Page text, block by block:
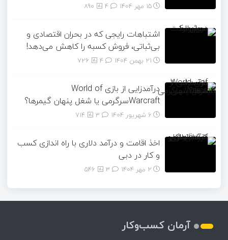
15 مهر 1404 890
اشتباهات رایجی که در بحران اقتصادی و
بی‌ثباتی، فروش کسبه را کاهش می‌دهد!
21 بهمن 1404 726
درآمدزایی از بازی World of
Warcraftسرگرمی یا شغل پنهان گیمرها؟
6 شهریور 1404 714
اخذ اقامت و درآمد دلاری با راه اندازی کسب
و کار در دبی
2 مهر 1404 546
آرمان کسب‌وکار